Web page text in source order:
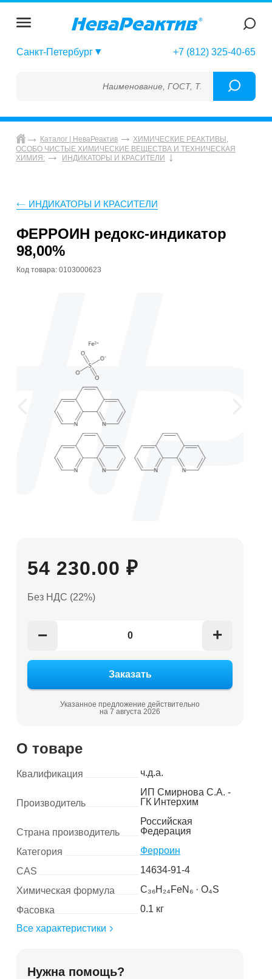
Санкт-Петербург +7 (812) 325-40-65
Наименование, ГОСТ, ТУ, ГСО, МСО, ОСО,
Каталог | НеваРеактив
ХИМИЧЕСКИЕ РЕАКТИВЫ,
ОСОБО ЧИСТЫЕ ХИМИЧЕСКИЕ ВЕЩЕСТВА И ТЕХНИЧЕСКАЯ
ХИМИЯ:
ИНДИКАТОРЫ И КРАСИТЕЛИ
ИНДИКАТОРЫ И КРАСИТЕЛИ
ФЕРРОИН редокс-индикатор
98,00%
Код товара: 0103000623
54 230.00 ₽
Без НДС (22%)
− +
Указанное предложение действительно
на 7 августа 2026
О товаре
Квалификация ч.д.а.
Производитель
ИП Смирнова С.А. -
ГК Интерхим
Страна производитель
Российская
Федерация
Категория
Ферроин
CAS
14634-91-4
Химическая формула
C₃₆H₂₄FeN₆ · O₄S
Фасовка
0.1 кг
Все характеристики
Нужна помощь?